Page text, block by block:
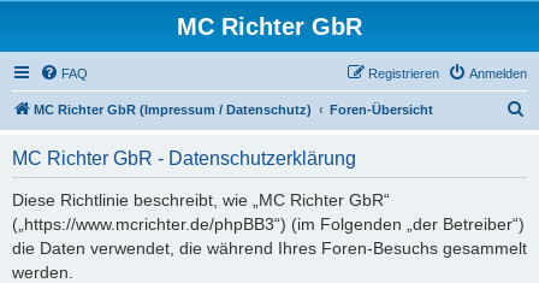
MC Richter GbR
FAQ Anmelden
Registrieren
MC Richter GbR (Impressum / Datenschutz) Foren-Übersicht
MC Richter GbR - Datenschutzerklärung
Diese Richtlinie beschreibt, wie „MC Richter GbR“
(„https://www.mcrichter.de/phpBB3“) (im Folgenden „der Betreiber“)
die Daten verwendet, die während Ihres Foren-Besuchs gesammelt
werden.